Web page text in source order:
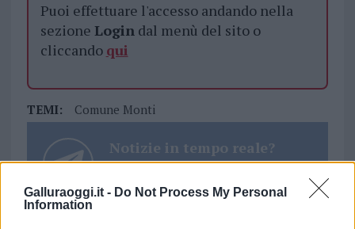
Galluraoggi.it - Do Not Process My Personal
Information
Puoi effettuare l'accesso andando nella
sezione Logindal menù del sito o
cliccando qui
TEMI: Comune Monti
Notizie in tempo reale?
Entra nel canale telegram di
GalluraOggi.it